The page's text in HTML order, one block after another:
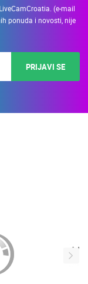
(e-mail
ponuda i novosti, nije
PRIJAVI SE